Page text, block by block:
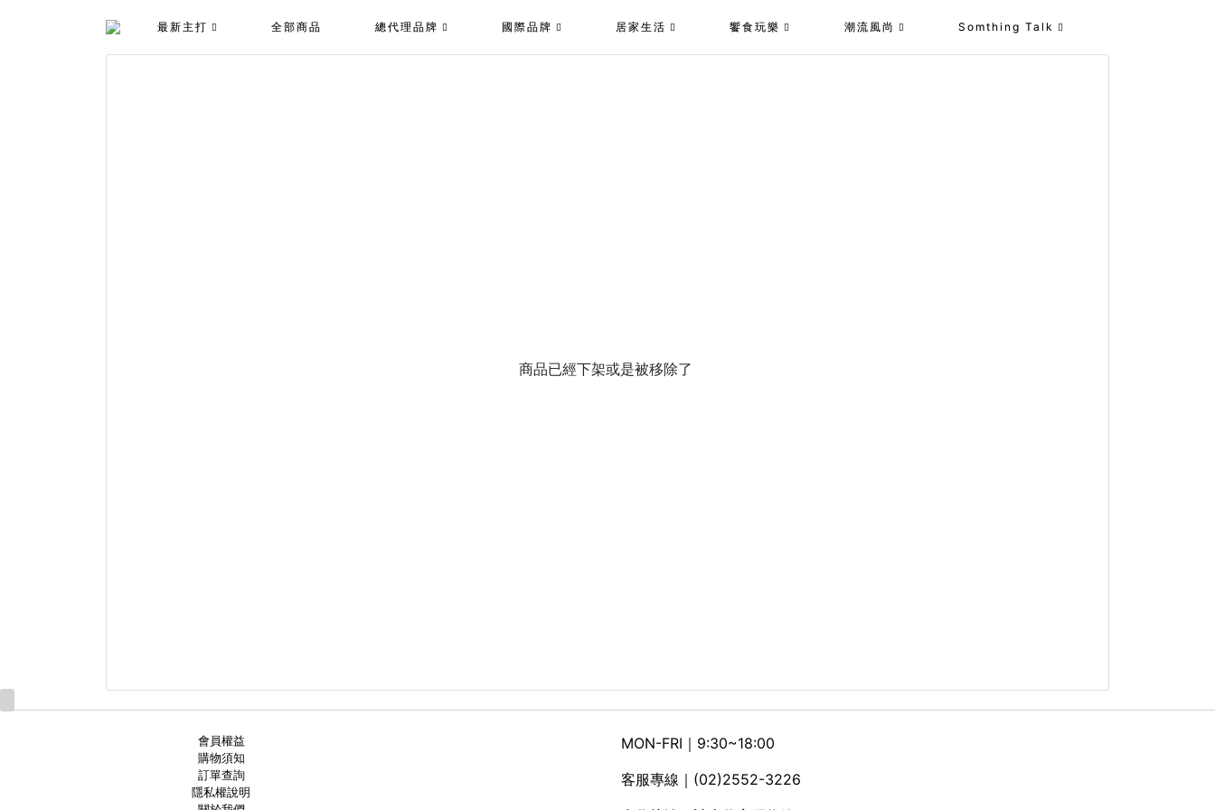
最新主打 全部商品 總代理品牌 國際品牌 居家生活 饗食玩樂 潮流風尚 Somthing Talk
商品已經下架或是被移除了
會員權益
購物須知
訂單查詢
隱私權說明
MON-FRI｜9:30~18:00
客服專線｜(02)2552-3226